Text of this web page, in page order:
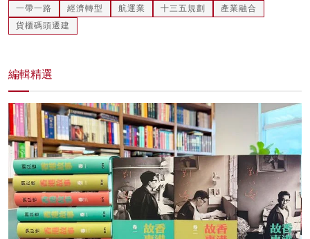
一帶一路 經濟轉型 航運業 十三五規劃
產業融合
貨櫃碼頭遷建
編輯精選